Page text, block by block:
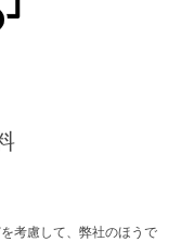
考慮して、弊社のほうで